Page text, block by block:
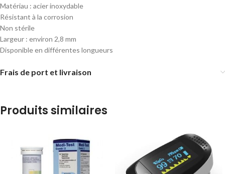
Matériau : acier inoxydable
Résistant à la corrosion
Non stérile
Largeur : environ 2,8 mm
Disponible en différentes longueurs
Frais de port et livraison
Produits similaires